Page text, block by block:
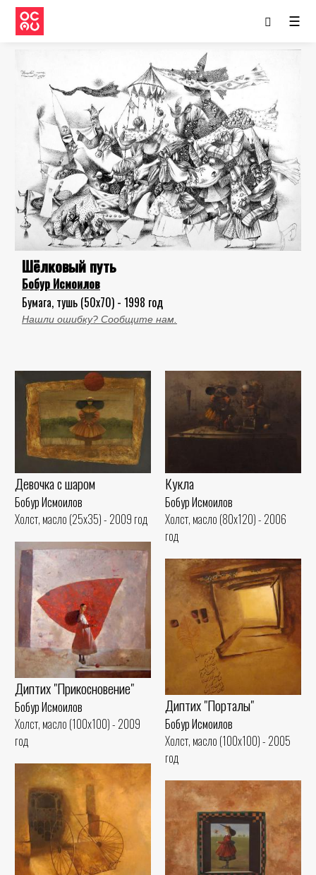
☰
Шёлковый путь
Бобур Исмоилов
Бумага, тушь (50x70) - 1998 год
Нашли ошибку? Сообщите нам.
Девочка с шаром
Бобур Исмоилов
Холст, масло (25x35) - 2009 год
Кукла
Бобур Исмоилов
Холст, масло (80x120) - 2006
год
Диптих "Прикосновение"
Бобур Исмоилов
Холст, масло (100x100) - 2009
год
Диптих "Порталы"
Бобур Исмоилов
Холст, масло (100x100) - 2005
год